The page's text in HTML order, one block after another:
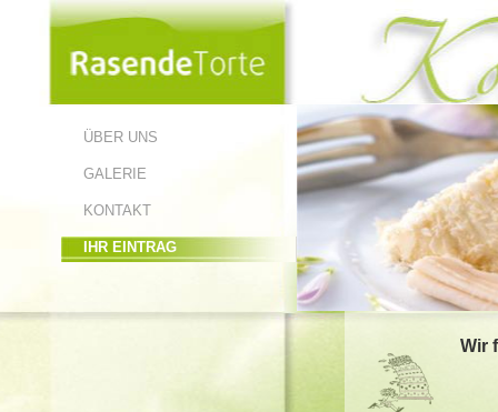
ÜBER UNS
GALERIE
KONTAKT
IHR EINTRAG
Wir